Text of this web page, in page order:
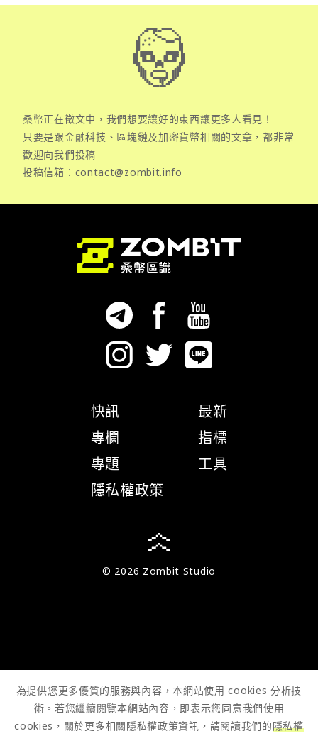
桑幣正在徵文中，我們想要讓好的東西讓更多人看見！
只要是跟金融科技、區塊鏈及加密貨幣相關的文章，都非常
歡迎向我們投稿
投稿信箱： contact@zombit.info
快訊
專欄
專題
隱私權政策
最新
指標
工具
© 2026 Zombit Studio
為提供您更多優質的服務與內容，本網站使用 cookies 分析技
術。若您繼續閱覽本網站內容，即表示您同意我們使用
cookies，關於更多相關隱私權政策資訊，請閱讀我們的隱私權